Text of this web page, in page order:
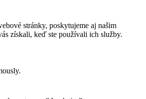
stránky, poskytujeme aj našim
získali, keď ste používali ich služby.